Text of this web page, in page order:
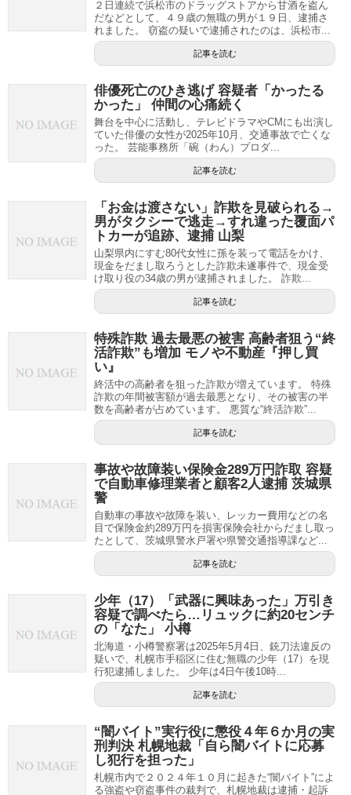
２日連続で浜松市のドラッグストアから甘酒を盗ん
だなどとして、４９歳の無職の男が１９日、逮捕さ
れました。 窃盗の疑いで逮捕されたのは、浜松市...
記事を読む
俳優死亡のひき逃げ 容疑者「かったる
かった」 仲間の心痛続く
舞台を中心に活動し、テレビドラマやCMにも出演し
ていた俳優の女性が2025年10月、交通事故で亡くな
った。 芸能事務所「碗（わん）プロダ...
記事を読む
「お金は渡さない」詐欺を見破られる→
男がタクシーで逃走→すれ違った覆面パ
トカーが追跡、逮捕 山梨
山梨県内にすむ80代女性に孫を装って電話をかけ、
現金をだまし取ろうとした詐欺未遂事件で、現金受
け取り役の34歳の男が逮捕されました。 詐欺...
記事を読む
特殊詐欺 過去最悪の被害 高齢者狙う“終
活詐欺”も増加 モノや不動産『押し買
い』
終活中の高齢者を狙った詐欺が増えています。 特殊
詐欺の年間被害額が過去最悪となり、その被害の半
数を高齢者が占めています。 悪質な“終活詐欺”...
記事を読む
事故や故障装い保険金289万円詐取 容疑
で自動車修理業者と顧客2人逮捕 茨城県
警
自動車の事故や故障を装い、レッカー費用などの名
目で保険金約289万円を損害保険会社からだまし取っ
たとして、茨城県警水戸署や県警交通指導課など...
記事を読む
少年（17）「武器に興味あった」万引き
容疑で調べたら…リュックに約20センチ
の「なた」 小樽
北海道・小樽警察署は2025年5月4日、銃刀法違反の
疑いで、札幌市手稲区に住む無職の少年（17）を現
行犯逮捕しました。 少年は4日午後10時...
記事を読む
“闇バイト”実行役に懲役４年６か月の実
刑判決 札幌地裁「自ら闇バイトに応募
し犯行を担った」
札幌市内で２０２４年１０月に起きた“闇バイト”によ
る強盗や窃盗事件の裁判で、札幌地裁は逮捕・起訴